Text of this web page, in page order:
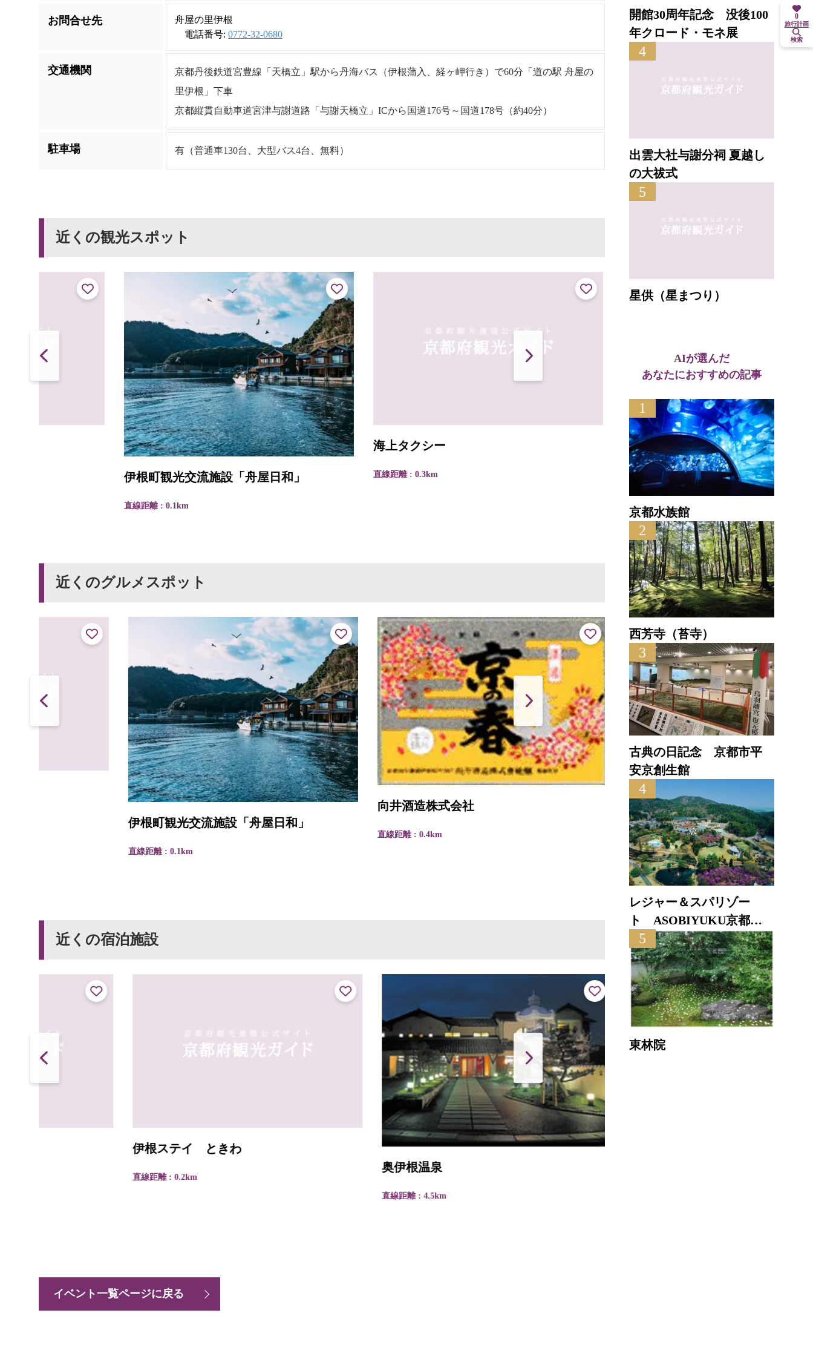
お問合せ先
舟屋の里伊根
電話番号: 0772-32-0680
交通機関
京都丹後鉄道宮豊線「天橋立」駅から丹海バス（伊根蒲入、経ヶ岬行き）で60分「道の駅 舟屋の
里伊根」下車
京都縦貫自動車道宮津与謝道路「与謝天橋立」ICから国道176号～国道178号（約40分）
駐車場 有（普通車130台、大型バス4台、無料）
近くの観光スポット
伊根町観光交流施設「舟屋日和」
海上タクシー
直線距離 : 0.3km
近くのグルメスポット
伊根町観光交流施設「舟屋日和」
向井酒造株式会社 水の江里浦嶋公園
近くの宿泊施設
伊根ステイ ときわ 山頂ホテル・風のがっこう京都
イベント一覧ページに戻る
開館30周年記念 没後100
年クロード・モネ展
4
出雲大社与謝分祠 夏越し
の大祓式
5
星供（星まつり）
AIが選んだ
あなたにおすすめの記事
1
京都水族館
2
西芳寺（苔寺）
3
古典の日記念 京都市平
安京創生館
4
レジャー＆スパリゾー
ト ASOBIYUKU京都る
り渓温泉
5
東林院
0
旅行計画
検索